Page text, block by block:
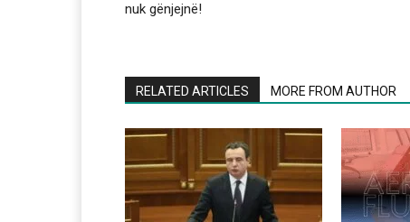
nuk gënjejnë!
RELATED ARTICLES MORE FROM AUTHOR